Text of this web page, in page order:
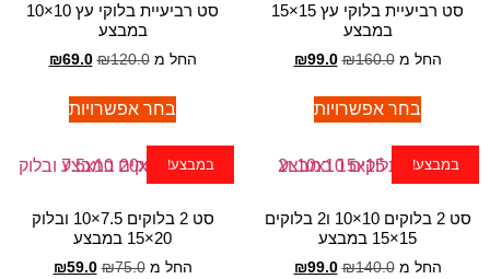
סט רביעיית בלוקי עץ 15×15
במבצע
החל מ ₪160.0
₪99.0
בחר אפשרויות
סט רביעיית בלוקי עץ 10×10
במבצע
החל מ ₪120.0
₪69.0
בחר אפשרויות
במבצע!
סט 2 בלוקים 10×10 ו2 בלוקים
15×15 במבצע
החל מ ₪140.0
₪99.0
במבצע!
סט 2 בלוקים 7.5×10 ובלוק
20×15 במבצע
החל מ ₪75.0
₪59.0